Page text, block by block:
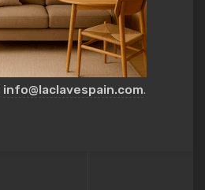
info@laclavespain.com.